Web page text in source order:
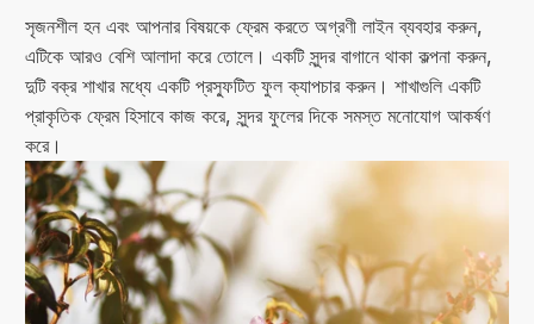
সৃজনশীল হন এবং আপনার বিষয়কে ফ্রেম করতে অগ্রণী লাইন ব্যবহার করুন,
এটিকে আরও বেশি আলাদা করে তোলে। একটি সুন্দর বাগানে থাকা কল্পনা করুন,
দুটি বক্র শাখার মধ্যে একটি প্রস্ফুটিত ফুল ক্যাপচার করুন। শাখাগুলি একটি
প্রাকৃতিক ফ্রেম হিসাবে কাজ করে, সুন্দর ফুলের দিকে সমস্ত মনোযোগ আকর্ষণ
করে।